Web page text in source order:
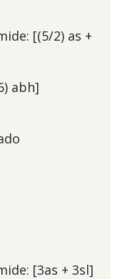
[(5/2) as +
abh]
[3as + 3sl]